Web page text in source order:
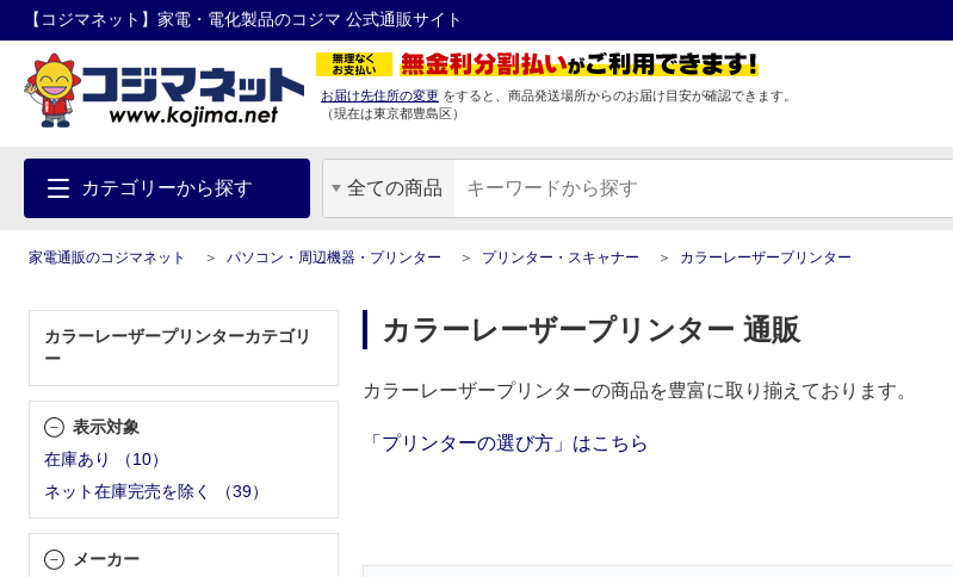
【コジマネット】家電・電化製品のコジマ 公式通販サイト
お届け先住所の変更 をすると、商品発送場所からのお届け目安が確認できます。
（現在は東京都豊島区）
カテゴリーから探す 全ての商品
家電通販のコジマネット パソコン・周辺機器・プリンター プリンター・スキャナー カラーレーザープリンター
カラーレーザープリンターカテゴリ
ー
表示対象
在庫あり
（10）
ネット在庫完売を除く
（39）
メーカー
カラーレーザープリンター 通販
カラーレーザープリンターの商品を豊富に取り揃えております。
「プリンターの選び方」はこちら